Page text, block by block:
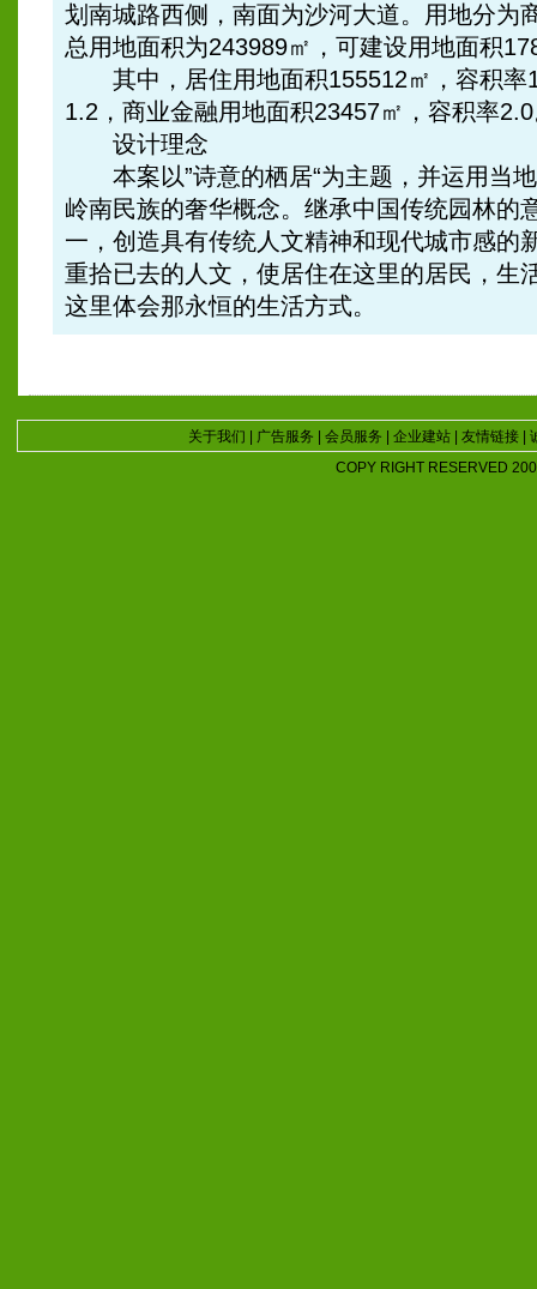
划南城路西侧，南面为沙河大道。用地分为
总用地面积为243989㎡，可建设用地面积
其中，居住用地面积155512㎡，容积率
1.2，商业金融用地面积23457㎡，容积率
设计理念
本案以”诗意的栖居“为主题，并运用当
岭南民族的奢华概念。继承中国传统园林的
一，创造具有传统人文精神和现代城市感的
重拾已去的人文，使居住在这里的居民，生
这里体会那永恒的生活方式。
关于我们 广告服务 会员服务 企业建站 友情链接
COPY RIGHT RESERVED